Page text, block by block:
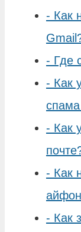
- Как
- Где
- Как
- Как
- Как
- Как